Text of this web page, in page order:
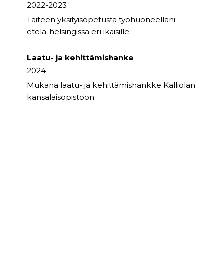
2022-2023
Taiteen yksityisopetusta työhuoneellani
etelä-helsingissä eri ikäisille
Laatu- ja kehittämishanke
2024
Mukana laatu- ja kehittämishankke Kalliolan
kansalaisopistoon